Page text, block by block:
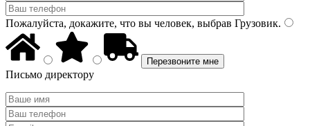
Пожалуйста, докажите, что вы человек, выбрав Грузовик.
Письмо директору